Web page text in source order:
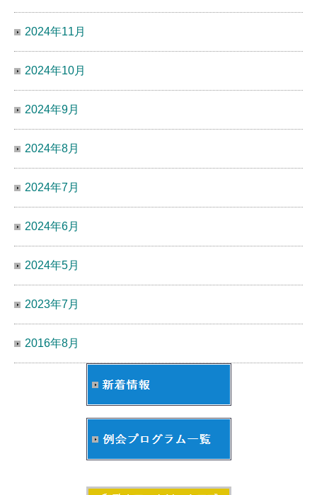
2024年11月
2024年10月
2024年9月
2024年8月
2024年7月
2024年6月
2024年5月
2023年7月
2016年8月